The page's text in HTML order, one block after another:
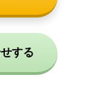
する